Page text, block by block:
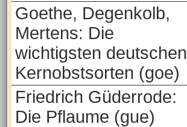
Goethe, Degenkolb,
Mertens: Die
wichtigsten deutschen
Kernobstsorten (goe)
Friedrich Güderrode:
Die Pflaume (gue)